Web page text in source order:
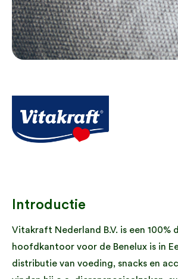
Introductie
Vitakraft Nederland B.V. is een
hoofdkantoor voor de Benelux is in
distributie van voeding, snacks en